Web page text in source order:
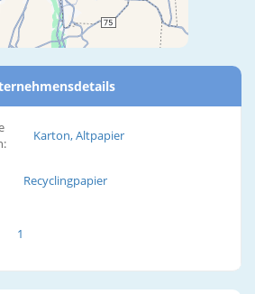
Karton, Altpapier
Recyclingpapier
1